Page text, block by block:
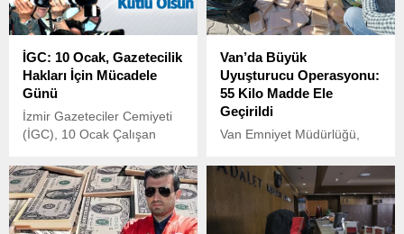
İGC: 10 Ocak, Gazetecilik
Hakları İçin Mücadele
Günü
İzmir Gazeteciler Cemiyeti
(İGC), 10 Ocak Çalışan
kapsamında yayımladığı
mesajda, basın özgürlüğü
ve gazetecilik hakları için
verdikleri mücadelenin
Van’da Büyük
Uyuşturucu Operasyonu:
55 Kilo Madde Ele
Geçirildi
Van Emniyet Müdürlüğü,
satıcılarına yönelik kapsamlı
bir operasyon gerçekleştirdi.